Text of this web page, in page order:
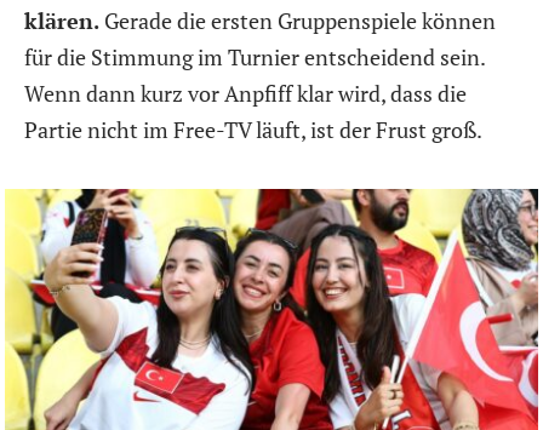
klären. Gerade die ersten Gruppenspiele können
für die Stimmung im Turnier entscheidend sein.
Wenn dann kurz vor Anpfiff klar wird, dass die
Partie nicht im Free-TV läuft, ist der Frust groß.